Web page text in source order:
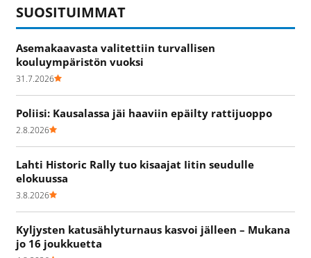
SUOSITUIMMAT
Asemakaavasta valitettiin turvallisen
kouluympäristön vuoksi
31.7.2026
Poliisi: Kausalassa jäi haaviin epäilty rattijuoppo
2.8.2026
Lahti Historic Rally tuo kisaajat Iitin seudulle
elokuussa
3.8.2026
Kyljysten katusählyturnaus kasvoi jälleen – Mukana
jo 16 joukkuetta